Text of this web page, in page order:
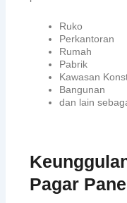
Ruko
Perkantoran
Rumah
Pabrik
Kawasan
Bangunan
dan lain
Pagar